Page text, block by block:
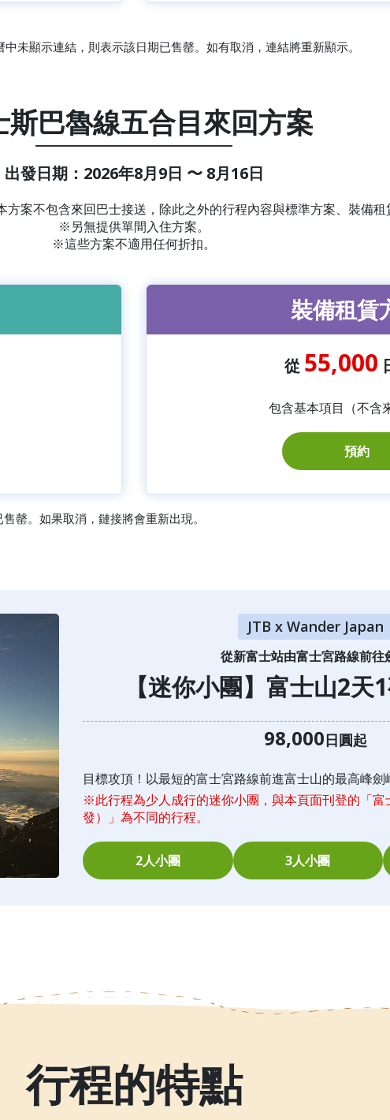
未顯示連結，則表示該日期已售罄。如有取消，連結將重新顯示。
斯巴魯線五合目來回方案
出發日期： 2026年8月9日 〜 8月16日
案不包含來回巴士接送，除此之外的行程內容與標準方案、裝備租
※另無提供單間入住方案。
※這些方案不適用任何折扣。
裝備租賃
從 55,000
包含基本項目（不含
預約
罄。如果取消，鏈接將會重新出現。
JTB x Wander Japan
從新富士站由富士宮路線前往
【迷你小團】 富士山2天
98,000日圓起
目標攻頂！以最短的富士宮路線前進富士山的最高峰劍
※此行程為少人成行的迷你小團，與本頁面刊登的「富
發）」為不同的行程。
2人小團 3人小團
行程的特點